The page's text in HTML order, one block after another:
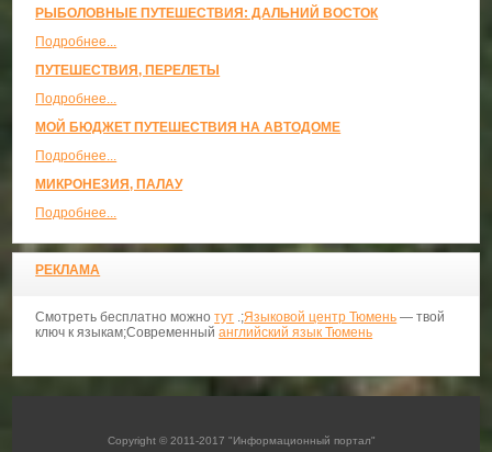
РЫБОЛОВНЫЕ ПУТЕШЕСТВИЯ: ДАЛЬНИЙ ВОСТОК
Подробнее...
ПУТЕШЕСТВИЯ, ПЕРЕЛЕТЫ
Подробнее...
МОЙ БЮДЖЕТ ПУТЕШЕСТВИЯ НА АВТОДОМЕ
Подробнее...
МИКРОНЕЗИЯ, ПАЛАУ
Подробнее...
РЕКЛАМА
Смотреть бесплатно можнотут .;Языковой центр Тюмень — твой
ключ к языкам;Современныйанглийский язык Тюмень
Copyright © 2011-2017 "Информационный портал"